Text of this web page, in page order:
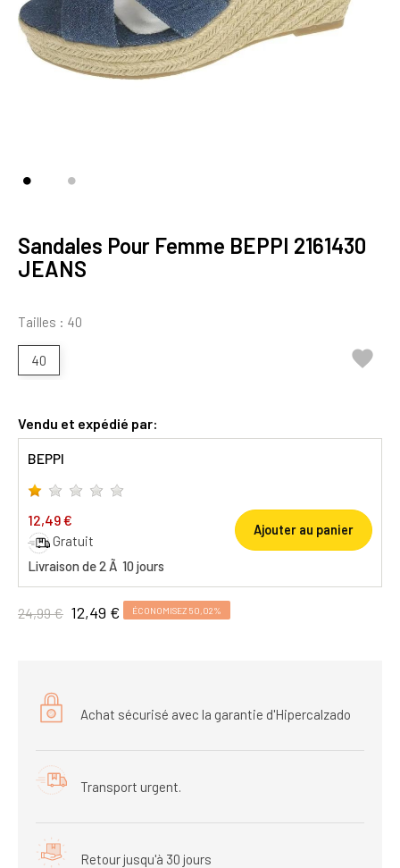
Sandales Pour Femme BEPPI 2161430
JEANS
Tailles : 40
40 
Vendu et expédié par:
BEPPI
12,49 €
Gratuit
Livraison de 2 Ã 10 jours
Ajouter au panier
24,99 € 12,49 € ÉCONOMISEZ 50,02%
Achat sécurisé avec la garantie d'Hipercalzado
Transport urgent.
Retour jusqu'à 30 jours